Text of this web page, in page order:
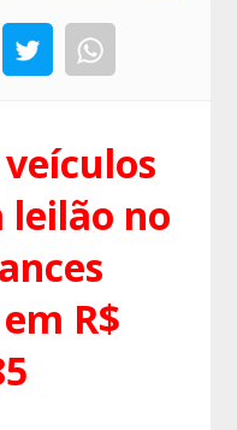
leilão no
R$